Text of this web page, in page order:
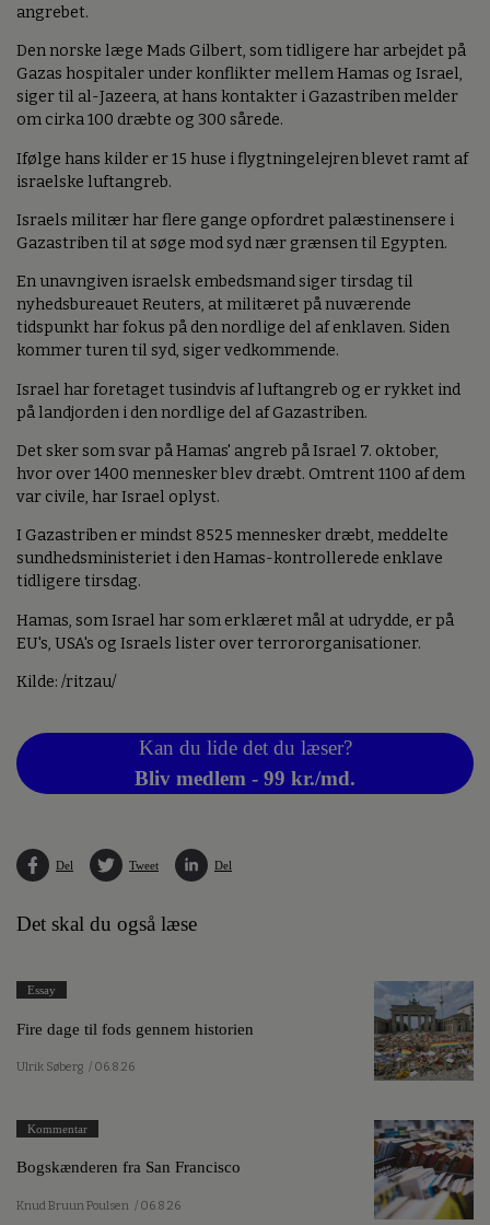
angrebet.
Den norske læge Mads Gilbert, som tidligere har arbejdet på
Gazas hospitaler under konflikter mellem Hamas og Israel,
siger til al-Jazeera, at hans kontakter i Gazastriben melder
om cirka 100 dræbte og 300 sårede.
Ifølge hans kilder er 15 huse i flygtningelejren blevet ramt af
israelske luftangreb.
Israels militær har flere gange opfordret palæstinensere i
Gazastriben til at søge mod syd nær grænsen til Egypten.
En unavngiven israelsk embedsmand siger tirsdag til
nyhedsbureauet Reuters, at militæret på nuværende
tidspunkt har fokus på den nordlige del af enklaven. Siden
kommer turen til syd, siger vedkommende.
Israel har foretaget tusindvis af luftangreb og er rykket ind
på landjorden i den nordlige del af Gazastriben.
Det sker som svar på Hamas' angreb på Israel 7. oktober,
hvor over 1400 mennesker blev dræbt. Omtrent 1100 af dem
var civile, har Israel oplyst.
I Gazastriben er mindst 8525 mennesker dræbt, meddelte
sundhedsministeriet i den Hamas-kontrollerede enklave
tidligere tirsdag.
Hamas, som Israel har som erklæret mål at udrydde, er på
EU's, USA's og Israels lister over terrororganisationer.
Kilde: /ritzau/
Kan du lide det du læser?
Bliv medlem - 99 kr./md.
Del Tweet Del
Det skal du også læse
Essay
Fire dage til fods gennem historien
Ulrik Søberg / 06.8.26
Kommentar
Bogskænderen fra San Francisco
Knud Bruun Poulsen / 06.8.26